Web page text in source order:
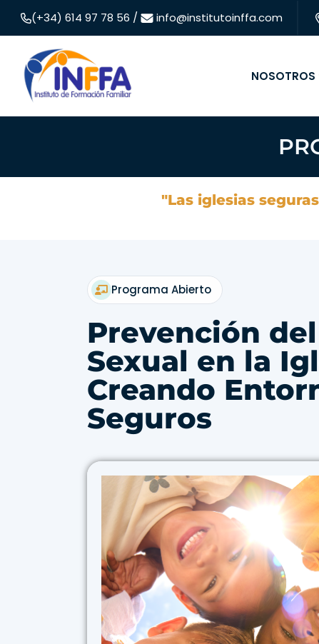
(+34) 614 97 78 56 / info@institutoinffa.com
NOSOTROS
"Las iglesias
Programa Abierto
Prevención
Sexual en la
Creando
Seguros